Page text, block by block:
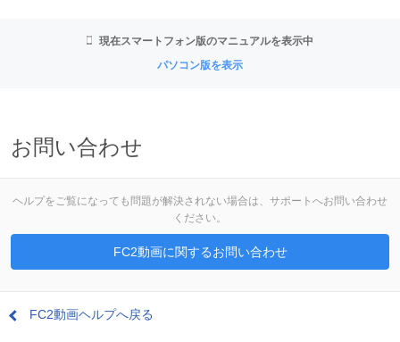
現在スマートフォン版のマニュアルを表示中
パソコン版を表示
お問い合わせ
ヘルプをご覧になっても問題が解決されない場合は、サポートへお問い合わせ
ください。
FC2動画に関するお問い合わせ
FC2動画ヘルプへ戻る